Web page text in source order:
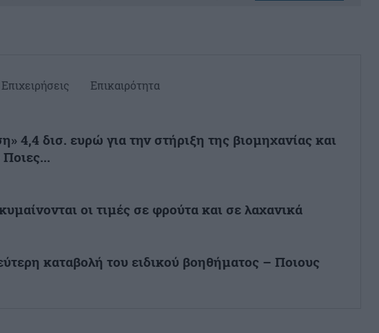
Επιχειρήσεις Επικαιρότητα
4,4 δισ. ευρώ για την στήριξη της βιομηχανίας και
οι τιμές σε φρούτα και σε λαχανικά
καταβολή του ειδικού βοηθήματος – Ποιους